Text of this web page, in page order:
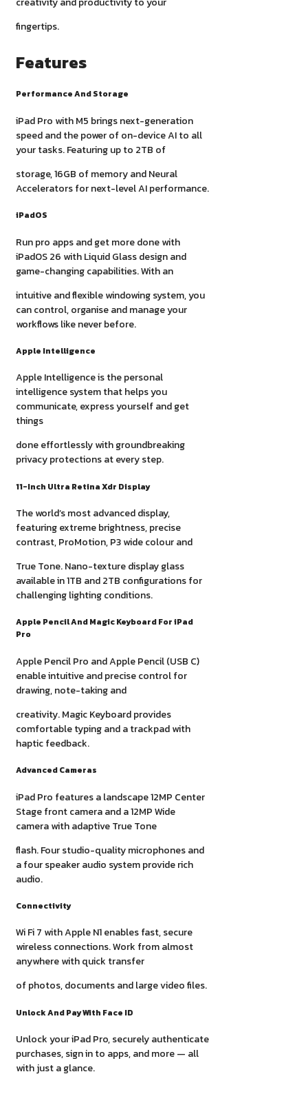
fingertips.
Features
Performance And Storage
iPad Pro with M5 brings next-generation
speed and the power of on-device AI to all
your tasks. Featuring up to 2TB of
storage, 16GB of memory and Neural
Accelerators for next-level AI performance.
iPadOS
Run pro apps and get more done with
iPadOS 26 with Liquid Glass design and
game-changing capabilities. With an
intuitive and flexible windowing system, you
can control, organise and manage your
workflows like never before.
Apple Intelligence
Apple Intelligence is the personal
intelligence system that helps you
communicate, express yourself and get
things
done effortlessly with groundbreaking
privacy protections at every step.
11-Inch Ultra Retina Xdr Display
The world’s most advanced display,
featuring extreme brightness, precise
contrast, ProMotion, P3 wide colour and
True Tone. Nano-texture display glass
available in 1TB and 2TB configurations for
challenging lighting conditions.
Apple Pencil And Magic Keyboard For iPad
Pro
Apple Pencil Pro and Apple Pencil (USB C)
enable intuitive and precise control for
drawing, note-taking and
creativity. Magic Keyboard provides
comfortable typing and a trackpad with
haptic feedback.
Advanced Cameras
iPad Pro features a landscape 12MP Center
Stage front camera and a 12MP Wide
camera with adaptive True Tone
flash. Four studio-quality microphones and
a four speaker audio system provide rich
audio.
Connectivity
Wi Fi 7 with Apple N1 enables fast, secure
wireless connections. Work from almost
anywhere with quick transfer
of photos, documents and large video files.
Unlock And Pay With Face ID
Unlock your iPad Pro, securely authenticate
purchases, sign in to apps, and more — all
with just a glance.